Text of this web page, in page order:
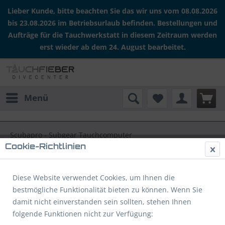
Lieber Kunde, bitte beachten Sie das wir uns vom 08.08.2026
bis 23.08.2026 im Betriebsurlaub befinden. Bestellungen und
Aufträge für die Tauchwerkstatt in diesem Zeitraum werden
erst wieder ab dem 24. August bearbeitet.
Menü
Scubapro - Subgear Tauchcomputer
Filtern
Batteriewechsel Scubapro - Subgear
Cookie-Richtlinien
Diese Website verwendet Cookies, um Ihnen die
bestmögliche Funktionalität bieten zu können. Wenn Sie
damit nicht einverstanden sein sollten, stehen Ihnen
folgende Funktionen nicht zur Verfügung: